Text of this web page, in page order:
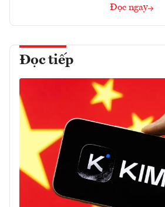
Đọc ngay
Đọc tiếp